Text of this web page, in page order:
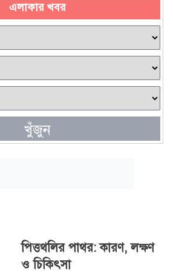
এলাকার খবর
খুঁজুন
পিত্তথলির পাথর: কারণ, লক্ষণ
ও চিকিৎসা